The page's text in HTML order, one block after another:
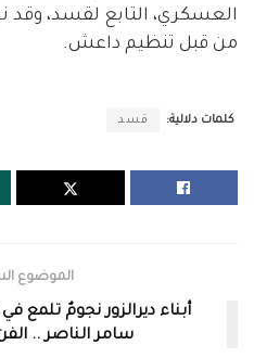
العسكري، التابع لقسد، وقد
من قبل تنظيم داعش.
كلمات دلالية: قسد
الموضوع
سامر الناصر ..